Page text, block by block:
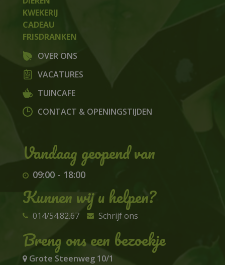
KWEKERIJ
CADEAU
FRISDRANKEN
OVER ONS
VACATURES
TUINCAFE
CONTACT & OPENINGSTIJDEN
09:00- 18:00
Kunnen wij u helpen?
014/54.82.67 Schrijf ons
Breng ons een bezoekje
Grote Steenweg 10/1